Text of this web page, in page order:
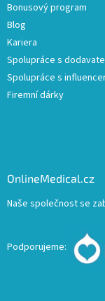
Bonusový program
Blog
Kariera
Spolupráce s
Spolupráce s
Firemní dárky
OnlineMedical.cz
Naše společnost se
Podporujeme: